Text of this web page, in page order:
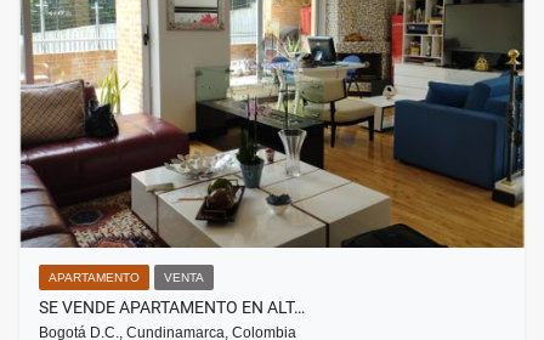
APARTAMENTO VENTA
SE VENDE APARTAMENTO EN ALT…
Bogotá D.C., Cundinamarca, Colombia